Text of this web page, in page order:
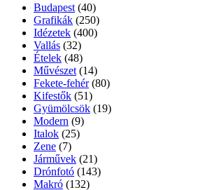
Budapest (40)
Grafikák (250)
Idézetek (400)
Vallás (32)
Ételek (48)
Művészet (14)
Fekete-fehér (80)
Kifestők (51)
Gyümölcsök (19)
Modern (9)
Italok (25)
Zene (7)
Járművek (21)
Drónfotó (143)
Makró (132)